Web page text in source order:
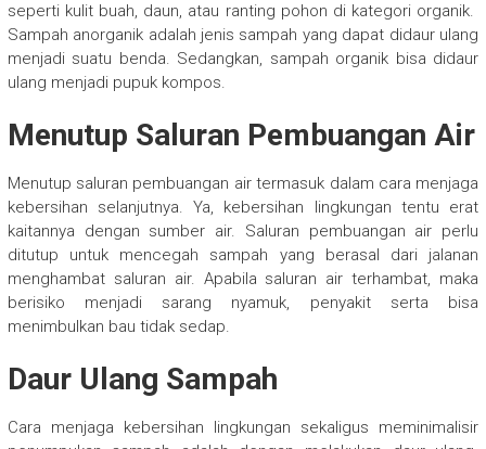
seperti kulit buah, daun, atau ranting pohon di kategori organik.
Sampah anorganik adalah jenis sampah yang dapat didaur ulang
menjadi suatu benda. Sedangkan, sampah organik bisa didaur
ulang menjadi pupuk kompos.
Menutup Saluran Pembuangan Air
Menutup saluran pembuangan air termasuk dalam cara menjaga
kebersihan selanjutnya. Ya, kebersihan lingkungan tentu erat
kaitannya dengan sumber air. Saluran pembuangan air perlu
ditutup untuk mencegah sampah yang berasal dari jalanan
menghambat saluran air. Apabila saluran air terhambat, maka
berisiko menjadi sarang nyamuk, penyakit serta bisa
menimbulkan bau tidak sedap.
Daur Ulang Sampah
Cara menjaga kebersihan lingkungan sekaligus meminimalisir